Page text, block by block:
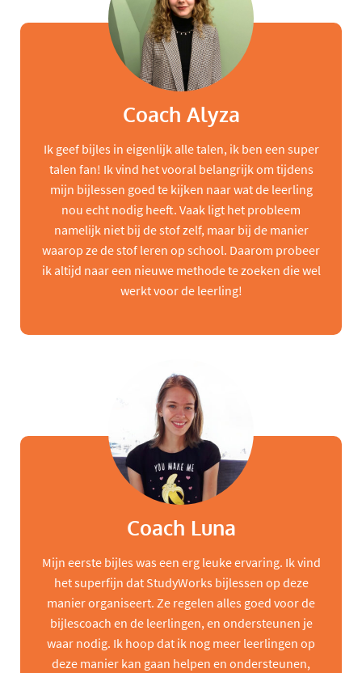
Coach Alyza
Ik geef bijles in eigenlijk alle talen, ik ben een super
talen fan! Ik vind het vooral belangrijk om tijdens
mijn bijlessen goed te kijken naar wat de leerling
nou echt nodig heeft. Vaak ligt het probleem
namelijk niet bij de stof zelf, maar bij de manier
waarop ze de stof leren op school. Daarom probeer
ik altijd naar een nieuwe methode te zoeken die wel
werkt voor de leerling!
Coach Luna
Mijn eerste bijles was een erg leuke ervaring. Ik vind
het superfijn dat StudyWorks bijlessen op deze
manier organiseert. Ze regelen alles goed voor de
bijlescoach en de leerlingen, en ondersteunen je
waar nodig. Ik hoop dat ik nog meer leerlingen op
deze manier kan gaan helpen en ondersteunen,